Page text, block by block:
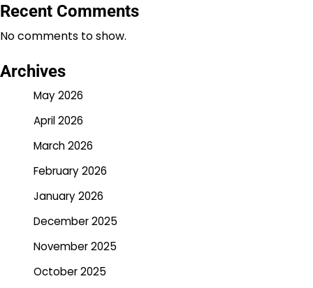
Recent Comments
No comments to show.
Archives
May 2026
April 2026
March 2026
February 2026
January 2026
December 2025
November 2025
October 2025